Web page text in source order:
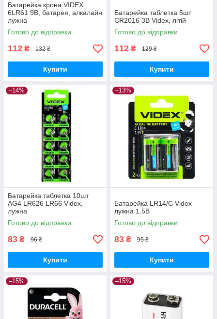
Батарейка крона VIDEX
6LR61 9В, батарея, алкалайн
лужна
Готово до відправки
112 ₴ 132 ₴
Купити
Батарейка таблетка 5шт
CR2016 3В Videx, літій
Готово до відправки
112 ₴ 129 ₴
Купити
–14%
Батарейка таблетка 10шт
AG4 LR626 LR66 Videx,
лужна
Готово до відправки
83 ₴ 96 ₴
Купити
–13%
Батарейка LR14/C Videx
лужна 1.5В
Готово до відправки
83 ₴ 95 ₴
Купити
–15% –15%